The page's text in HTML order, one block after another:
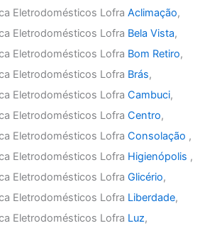
Eletrodomésticos LofraAclimação,
Eletrodomésticos Lofra Bela Vista,
Eletrodomésticos Lofra Bom Retiro,
Eletrodomésticos Lofra Brás,
Eletrodomésticos LofraCambuci,
Eletrodomésticos LofraCentro,
Eletrodomésticos LofraConsolação ,
Eletrodomésticos Lofra Higienópolis ,
Eletrodomésticos LofraGlicério,
Eletrodomésticos Lofra Liberdade,
Eletrodomésticos Lofra Luz,